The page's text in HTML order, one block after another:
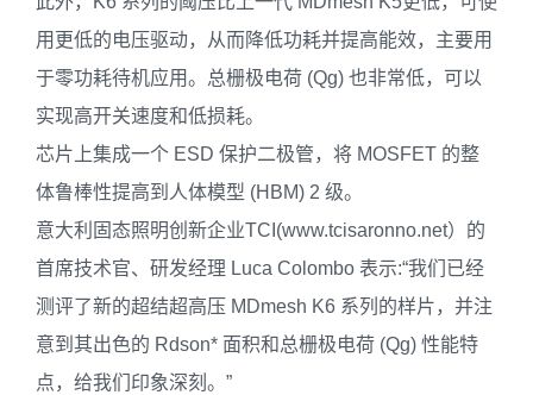
用更低的电压驱动，从而降低功耗并提高能效，主要用
于零功耗待机应用。总栅极电荷 (Qg) 也非常低，可以
实现高开关速度和低损耗。
芯片上集成一个 ESD 保护二极管，将 MOSFET 的整
体鲁棒性提高到人体模型 (HBM) 2 级。
意大利固态照明创新企业TCI(www.tcisaronno.net）的
首席技术官、研发经理 Luca Colombo 表示:“我们已经
测评了新的超结超高压 MDmesh K6 系列的样片，并注
意到其出色的 Rdson* 面积和总栅极电荷 (Qg) 性能特
点，给我们印象深刻。”